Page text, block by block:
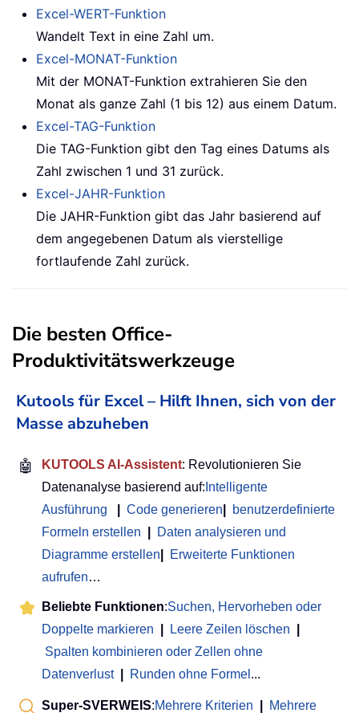
Excel-WERT-Funktion
Wandelt Text in eine Zahl um.
Excel-MONAT-Funktion
Mit der MONAT-Funktion extrahieren Sie den
Monat als ganze Zahl (1 bis 12) aus einem Datum.
Excel-TAG-Funktion
Die TAG-Funktion gibt den Tag eines Datums als
Zahl zwischen 1 und 31 zurück.
Excel-JAHR-Funktion
Die JAHR-Funktion gibt das Jahr basierend auf
dem angegebenen Datum als vierstellige
fortlaufende Zahl zurück.
Die besten Office-
Produktivitätswerkzeuge
Kutools für Excel – Hilft Ihnen, sich von der
Masse abzuheben
🤖 KUTOOLS AI-Assistent: Revolutionieren Sie
Datenanalyse basierend auf: Intelligente
Ausführung
Code generieren
benutzerdefinierte
Formeln erstellen
Daten analysieren und
Diagramme erstellen
Erweiterte Funktionen
aufrufen…
Beliebte Funktionen:Suchen, Hervorheben oder
Doppelte markieren
Leere Zeilen löschen
Spalten kombinieren oder Zellen ohne
Datenverlust
Runden ohne Formel ...
Super-SVERWEIS:Mehrere Kriterien
Mehrere